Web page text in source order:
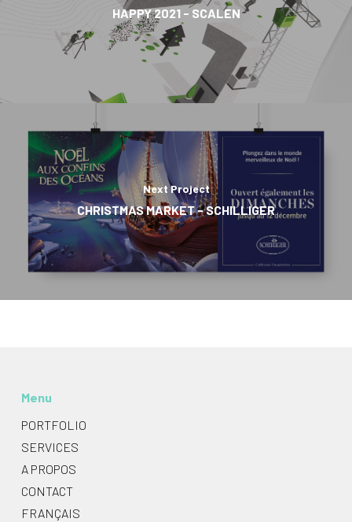
HAPPY 2021 - SCALEN
Next Project
CHRISTMAS MARKET - SCHILLIGER
Menu
PORTFOLIO
SERVICES
A PROPOS
CONTACT
FRANÇAIS